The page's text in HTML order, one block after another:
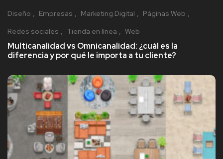
Diseño Empresas Marketing Digital
Páginas Web
Redes sociales
Tienda en línea Web
Multicanalidad vs Omnicanalidad: ¿cuál es la
diferencia y por qué le importa a tu cliente?